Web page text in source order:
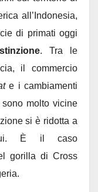
all’Indonesia,
di primati oggi
. Tra le
il commercio
e i cambiamenti
molto vicine
si è ridotta a
È il caso
gorilla di Cross